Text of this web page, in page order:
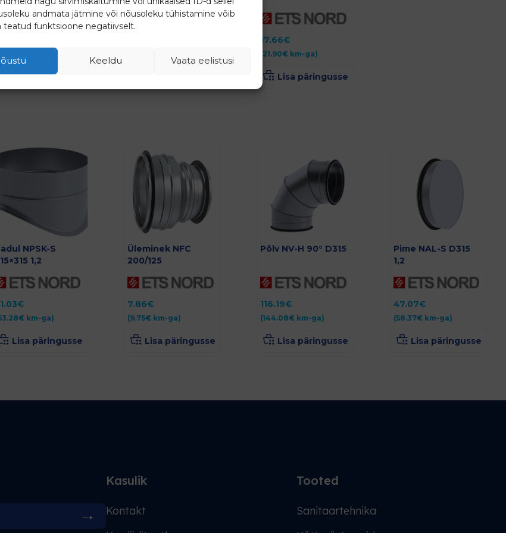
andmata jätmine või nõusoleku tühistamine võib
teatud funktsioone negatiivselt.
Keeldu Vaata eelistusi
Lisa päringusse
17.66€
21.90€ km-ga)
Lisa päringusse
NPSK-S
1,2
€
€km-ga)
Lisa päringusse
Üleminek NFC
200/125
7.86€
(9.75€km-ga)
Lisa päringusse
Põlv NV-H 90° D315
116.19€
(144.08€ km-ga)
Lisa päringusse
Pime NAL-S D315
1,2
47.07€
(58.37€km-ga)
Lisa päringusse
Kasulik
Kontakt
Tooted
Sanitaartehnika